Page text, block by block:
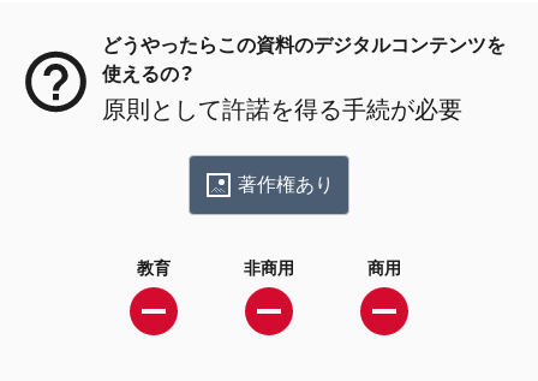
どうやったらこの資料のデジタルコンテンツを
使えるの？
原則として許諾を得る手続が必要
著作権あり
教育 非商用 商用